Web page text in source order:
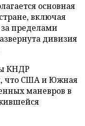
основная
включая
пределами
дивизия
КНДР
что США и Южная
маневров в